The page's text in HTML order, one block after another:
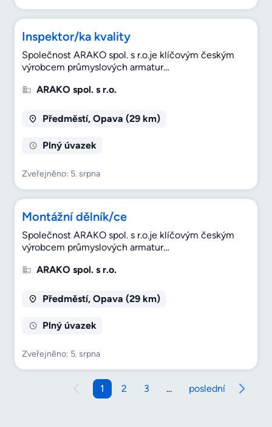
Inspektor/ka kvality
Společnost ARAKO spol. s r.o.je klíčovým českým
výrobcem průmyslových armatur…
ARAKO spol. s r.o.
Předměstí, Opava (29 km)
Plný úvazek
Zveřejněno: 5. srpna
Montážní dělník/ce
Společnost ARAKO spol. s r.o.je klíčovým českým
výrobcem průmyslových armatur…
ARAKO spol. s r.o.
Předměstí, Opava (29 km)
Plný úvazek
Zveřejněno: 5. srpna
1 2 3 ... poslední